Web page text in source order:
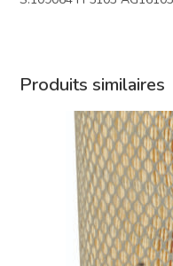
Produits similaires